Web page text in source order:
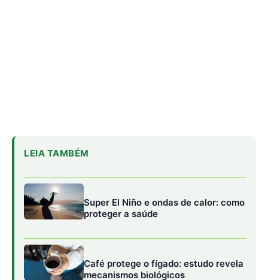
Se essa notícia já é estressante, imagine o que o lendário
comedor profissional Joey Chestnut deve estar
todos esses hot dogs estão tirando anos da sua vida?
Questionamento feito à nutricionista Christy Brissette.